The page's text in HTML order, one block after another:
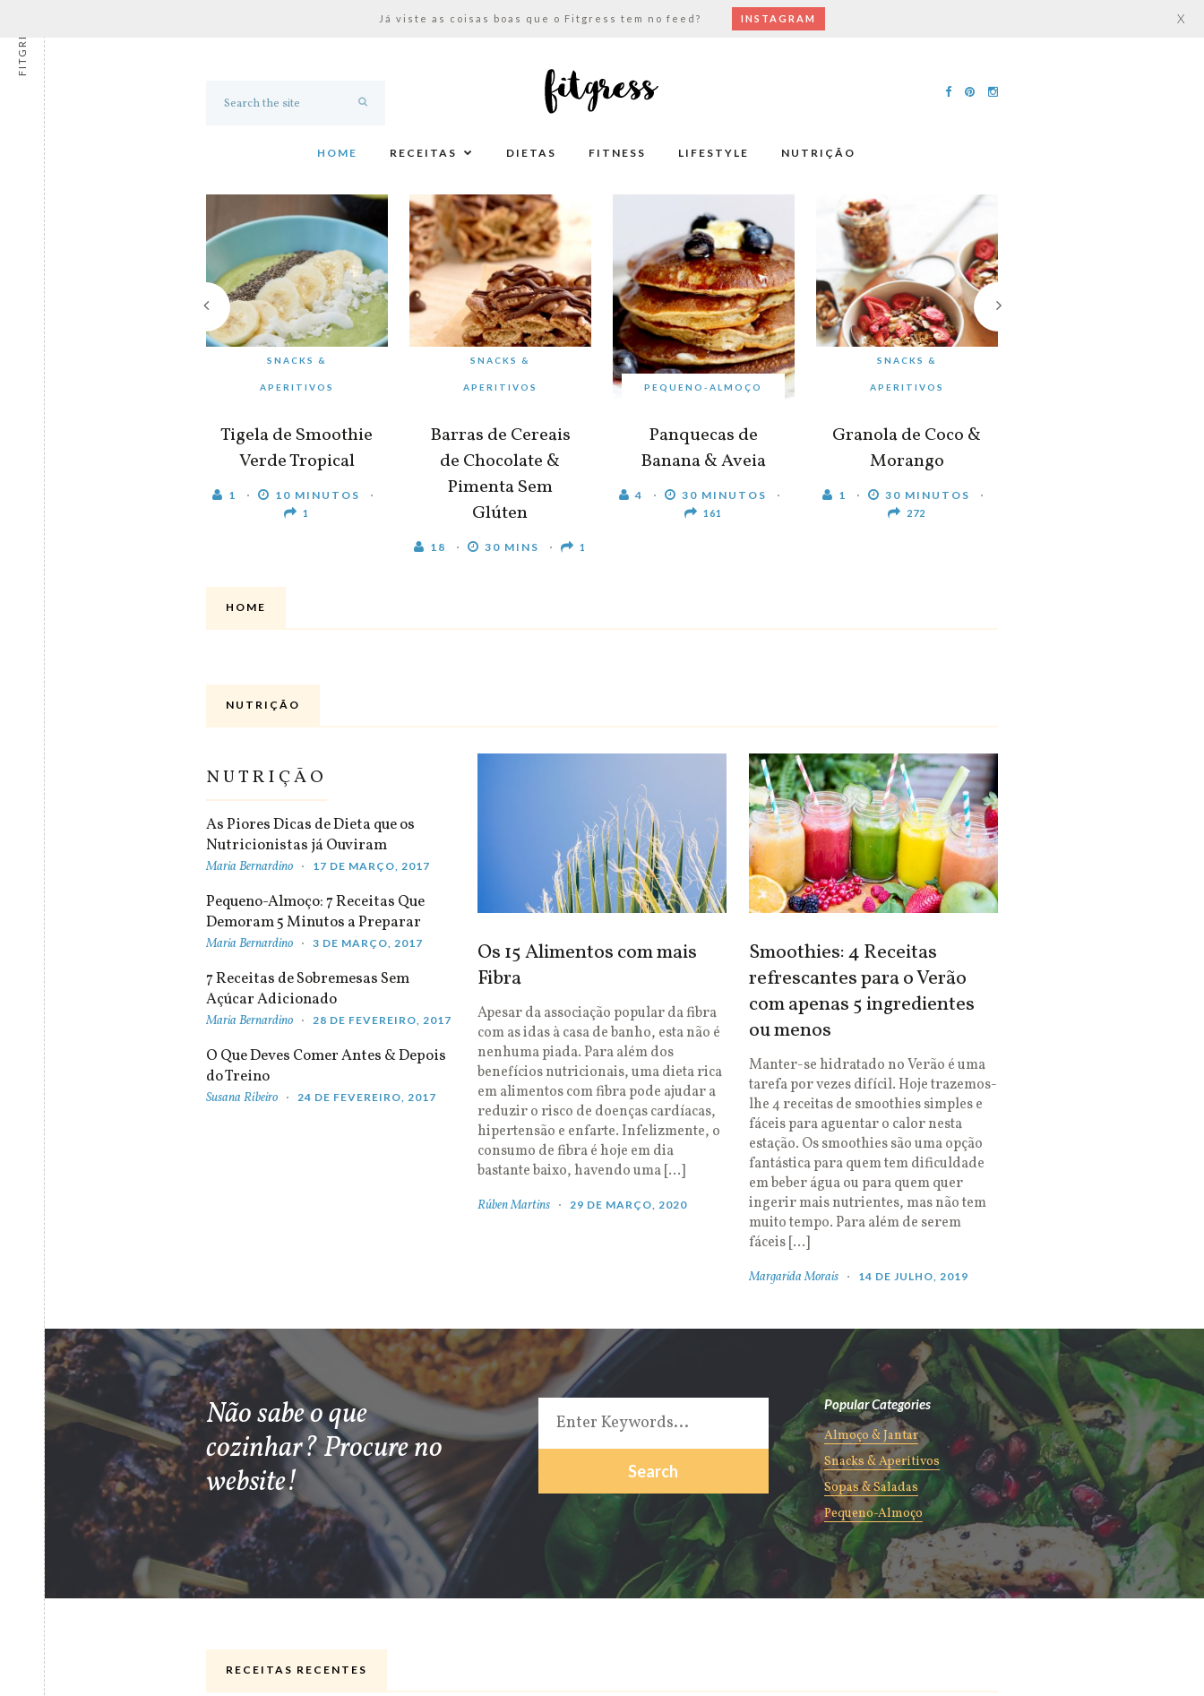
HOME RECEITAS DIETAS FITNESS LIFESTYLE NUTRIÇÃO
SNACKS &
APERITIVOS
Tigela de Smoothie
Verde Tropical
1 10 MINUTOS
1
SNACKS &
APERITIVOS
Barras de Cereais
de Chocolate &
Pimenta Sem
Glúten
18 30 MINS 1
PEQUENO-ALMOÇO
Panquecas de
Banana & Aveia
4 30 MINUTOS
161
SNACKS &
APERITIVOS
Granola de Coco &
Morango
1 30 MINUTOS
272
HOME
NUTRIÇÃO
NUTRIÇÃO
As Piores Dicas de Dieta que os
Nutricionistas já Ouviram
Maria Bernardino 17 DE MARÇO, 2017
Pequeno-Almoço: 7 Receitas Que
Demoram 5 Minutos a Preparar
Maria Bernardino 3 DE MARÇO, 2017
7 Receitas de Sobremesas Sem
Açúcar Adicionado
Maria Bernardino 28 DE FEVEREIRO, 2017
O Que Deves Comer Antes & Depois
do Treino
Susana Ribeiro 24 DE FEVEREIRO, 2017
Os 15 Alimentos com mais
Fibra
Apesar da associação popular da fibra
com as idas à casa de banho, esta não é
nenhuma piada. Para além dos
benefícios nutricionais, uma dieta rica
em alimentos com fibra pode ajudar a
reduzir o risco de doenças cardíacas,
hipertensão e enfarte. Infelizmente, o
consumo de fibra é hoje em dia
bastante baixo, havendo uma […]
Rúben Martins 29 DE MARÇO, 2020
Smoothies: 4 Receitas
refrescantes para o Verão
com apenas 5 ingredientes
ou menos
Manter-se hidratado no Verão é uma
tarefa por vezes difícil. Hoje trazemos-
lhe 4 receitas de smoothies simples e
fáceis para aguentar o calor nesta
estação. Os smoothies são uma opção
fantástica para quem tem dificuldade
em beber água ou para quem quer
ingerir mais nutrientes, mas não tem
muito tempo. Para além de serem
fáceis […]
Margarida Morais 14 DE JULHO, 2019
Não sabe o que
cozinhar? Procure no
website!
Popular Categories
Almoço & Jantar
Snacks & Aperitivos
Sopas & Saladas
Pequeno-Almoço
RECEITAS RECENTES
FITGRESS Já viste as coisas boas que o Fitgress tem no feed? INSTAGRAM X